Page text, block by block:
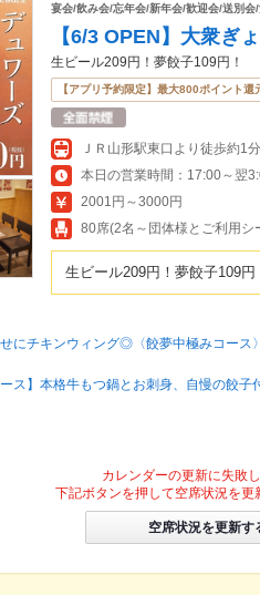
宴会/飲み会/忘年会/新年会/歓迎会/送別会
【6/3 OPEN】大衆ぎ
生ビール209円！夢餃子109円！
【アプリ予約限定】最大800ポイント還
ＪＲ山形駅東口より徒歩約1分
本日の営業時間：17:00～翌
2001円～3000円
80席(2名～団体様とご利用
生ビール209円！夢餃子109円
にチキンウィング◎〈餃夢中極みコース
ース】本格牛もつ鍋とお刺身、自慢の餃
カレンダーの更新に失敗し
下記ボタンを押して空席状況を更
空席状況を更新す